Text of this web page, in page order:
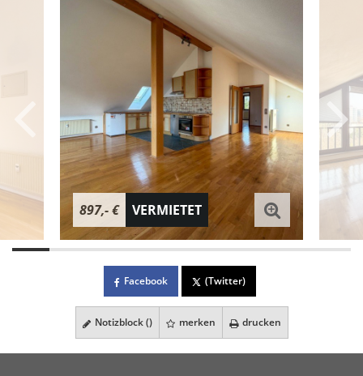
897,- € VERMIETET
Facebook (Twitter)
Notizblock () merken drucken